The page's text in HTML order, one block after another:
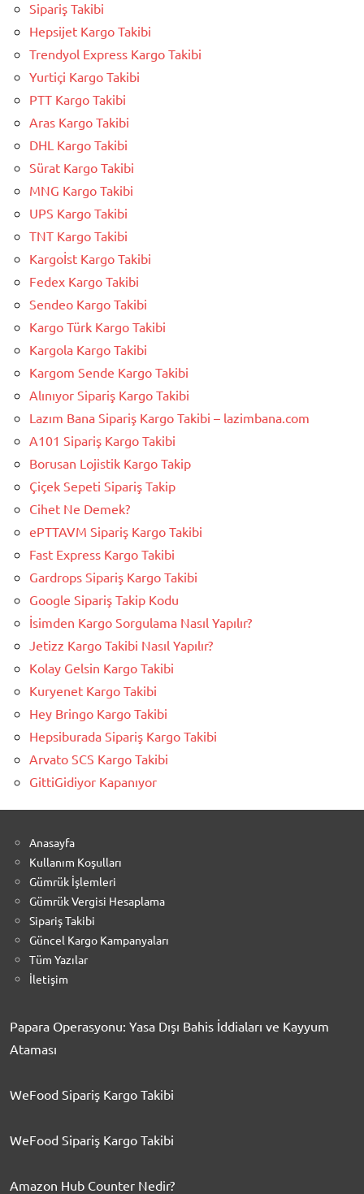
Sipariş Takibi
Hepsijet Kargo Takibi
Trendyol Express Kargo Takibi
Yurtiçi Kargo Takibi
PTT Kargo Takibi
Aras Kargo Takibi
DHL Kargo Takibi
Sürat Kargo Takibi
MNG Kargo Takibi
UPS Kargo Takibi
TNT Kargo Takibi
Kargoİst Kargo Takibi
Fedex Kargo Takibi
Sendeo Kargo Takibi
Kargo Türk Kargo Takibi
Kargola Kargo Takibi
Kargom Sende Kargo Takibi
Alınıyor Sipariş Kargo Takibi
Lazım Bana Sipariş Kargo Takibi – lazimbana.com
A101 Sipariş Kargo Takibi
Borusan Lojistik Kargo Takip
Çiçek Sepeti Sipariş Takip
Cihet Ne Demek?
ePTTAVM Sipariş Kargo Takibi
Fast Express Kargo Takibi
Gardrops Sipariş Kargo Takibi
Google Sipariş Takip Kodu
İsimden Kargo Sorgulama Nasıl Yapılır?
Jetizz Kargo Takibi Nasıl Yapılır?
Kolay Gelsin Kargo Takibi
Kuryenet Kargo Takibi
Hey Bringo Kargo Takibi
Hepsiburada Sipariş Kargo Takibi
Arvato SCS Kargo Takibi
GittiGidiyor Kapanıyor
Anasayfa
Kullanım Koşulları
Gümrük İşlemleri
Gümrük Vergisi Hesaplama
Sipariş Takibi
Güncel Kargo Kampanyaları
Tüm Yazılar
İletişim
Papara Operasyonu: Yasa Dışı Bahis İddiaları ve Kayyum
Ataması
WeFood Sipariş Kargo Takibi
WeFood Sipariş Kargo Takibi
Amazon Hub Counter Nedir?